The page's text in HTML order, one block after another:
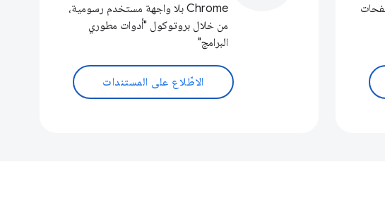
Chrome بلا واجهة مستخدم رسومية،
من خلال بروتوكول "أدوات مطوري
البرامج"
الاطّلاع على المستندات